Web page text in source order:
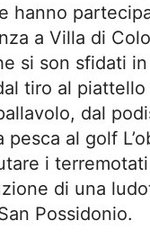
hanno
a Villa di
si son sfidati
tiro al piattello
dal
pesca al golf
i terremotati
di una
Possidonio.